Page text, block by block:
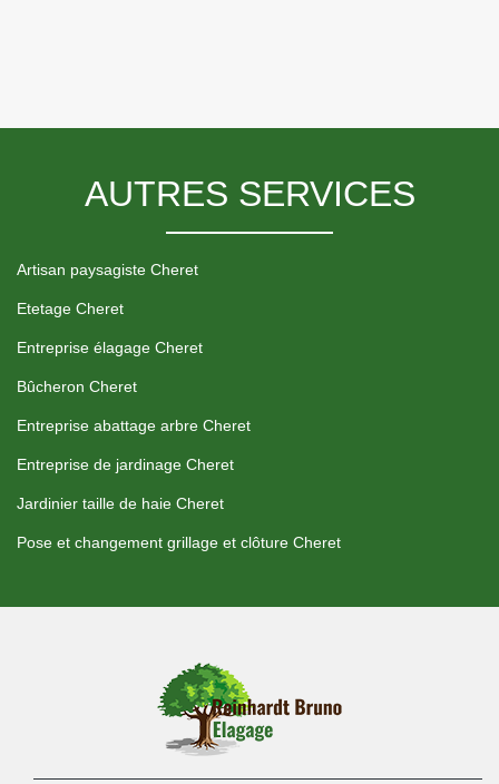
AUTRES SERVICES
Artisan paysagiste Cheret
Etetage Cheret
Entreprise élagage Cheret
Bûcheron Cheret
Entreprise abattage arbre Cheret
Entreprise de jardinage Cheret
Jardinier taille de haie Cheret
Pose et changement grillage et clôture Cheret